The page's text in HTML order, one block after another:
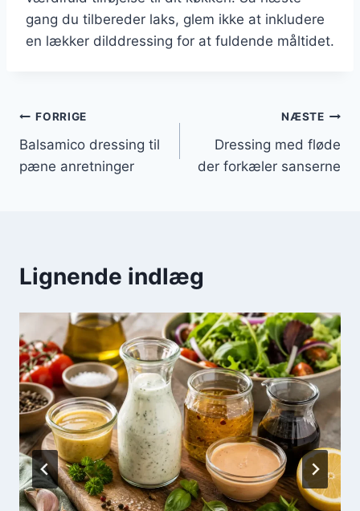
gang du tilbereder laks, glem ikke at inkludere
en lækker dilddressing for at fuldende måltidet.
Indlægsnavigation
FORRIGE
Balsamico dressing til
pæne anretninger
NÆSTE
Dressing med fløde
der forkæler sanserne
Lignende indlæg